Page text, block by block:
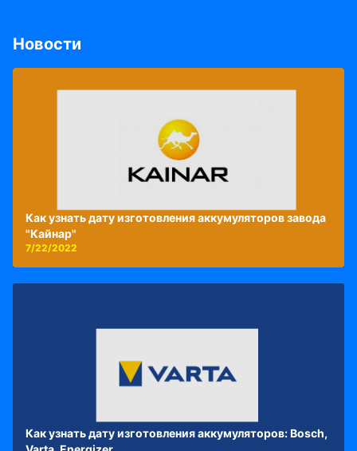
Новости
Как узнать дату изготовления аккумуляторов завода
"Кайнар"
7/22/2022
Как узнать дату изготовления аккумуляторов: Bosch,